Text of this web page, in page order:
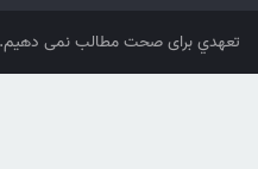
تعهدي برای صحت مطالب نمی